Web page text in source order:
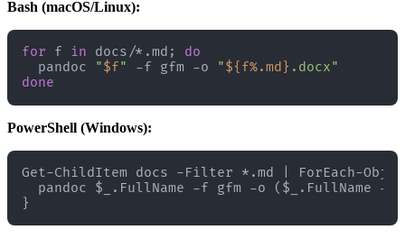
Bash (macOS/Linux):
for f in docs/*.md; do
  pandoc
"$f" -f gfm -o "${f%.md} .docx"
done
PowerShell (Windows):
Get-ChildItem docs -Filter *.md | ForEach-
pandoc $_.FullName -f gfm -o ($_.FullName -